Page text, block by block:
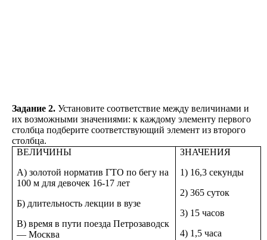
Задание 2. Установите соответствие между величинами и
их возможными значениями: к каждому элементу первого
столбца подберите соответствующий элемент из второго
столбца.
ВЕЛИЧИНЫ
A) золотой норматив ГТО по бегу на
100 м для девочек 16-17 лет
Б) длительность лекции в вузе
B) время в пути поезда Петрозаводск
— Москва
ЗНАЧЕНИЯ
1) 16,3 секунды
2) 365 суток
3) 15 часов
4) 1,5 часа